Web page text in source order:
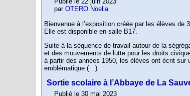
par OTERO Noelia
Bienvenue à l’exposition créée par les élèves de
Elle est disponible en salle B17.
Suite à la séquence de travail autour de la
et des mouvements de lutte pour les droits
à partir des années 1950, les élèves ont écrit sur
emblématique (…)
Sortie scolaire à l’Abbaye de La
Publié le 30 mai 2023